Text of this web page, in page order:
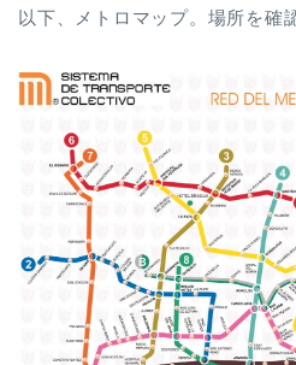
以下、メトロマップ。場所を確